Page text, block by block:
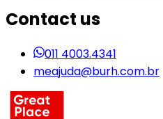
Contact us
011 4003.4341
meajuda@burh.com.br